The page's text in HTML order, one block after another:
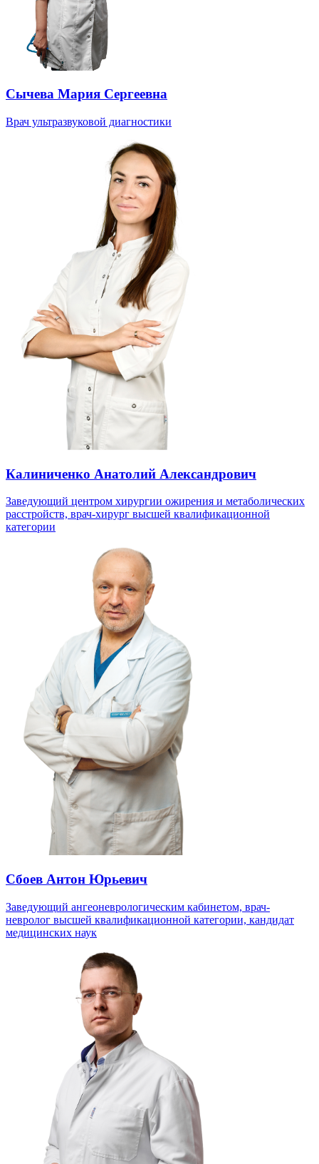
Сычева Мария Сергеевна
Врач ультразвуковой диагностики
Калиниченко Анатолий Александрович
Заведующий центром хирургии ожирения и метаболических
расстройств, врач-хирург высшей квалификационной
категории
Сбоев Антон Юрьевич
Заведующий ангеоневрологическим кабинетом, врач-
невролог высшей квалификационной категории, кандидат
медицинских наук